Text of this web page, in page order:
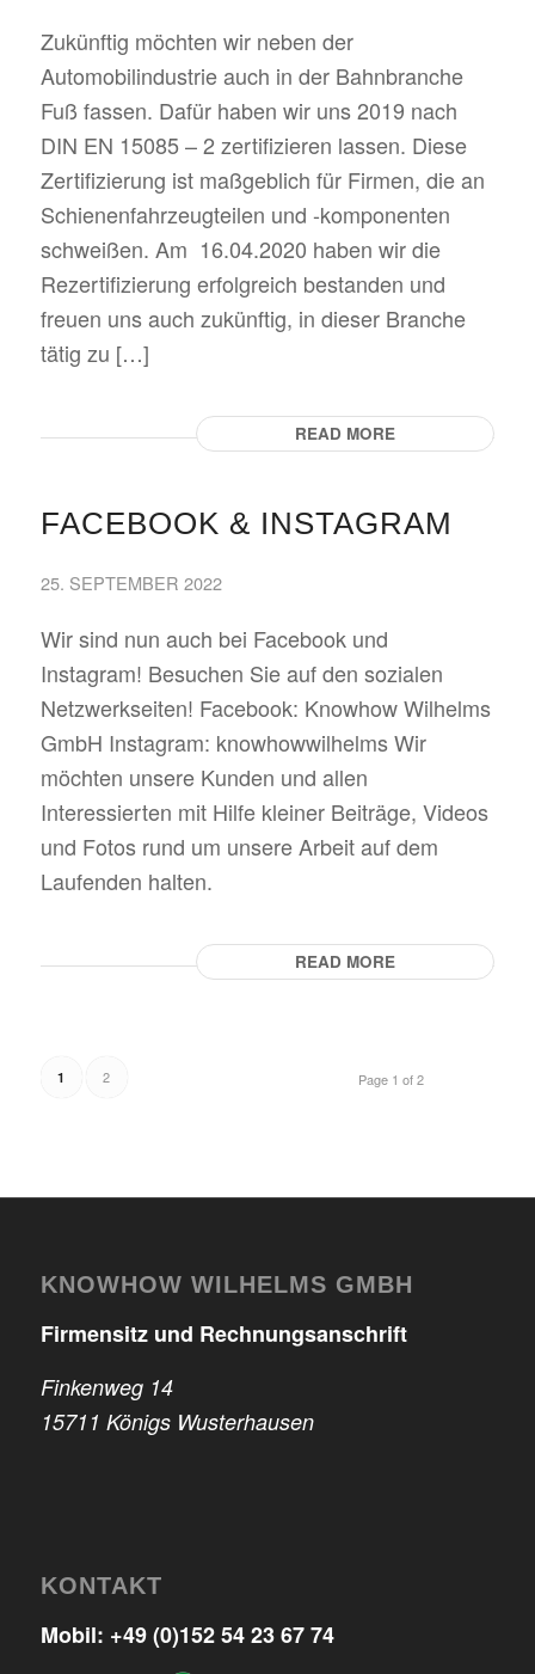
Zukünftig möchten wir neben der
Automobilindustrie auch in der Bahnbranche
Fuß fassen. Dafür haben wir uns 2019 nach
DIN EN 15085 – 2 zertifizieren lassen. Diese
Zertifizierung ist maßgeblich für Firmen, die an
Schienenfahrzeugteilen und -komponenten
schweißen. Am 16.04.2020 haben wir die
Rezertifizierung erfolgreich bestanden und
freuen uns auch zukünftig, in dieser Branche
tätig zu […]
READ MORE
FACEBOOK & INSTAGRAM
25. SEPTEMBER 2022
Wir sind nun auch bei Facebook und
Instagram! Besuchen Sie auf den sozialen
Netzwerkseiten! Facebook: Knowhow Wilhelms
GmbH Instagram: knowhowwilhelms Wir
möchten unsere Kunden und allen
Interessierten mit Hilfe kleiner Beiträge, Videos
und Fotos rund um unsere Arbeit auf dem
Laufenden halten.
READ MORE
Page 1 of 2
1 2
KNOWHOW WILHELMS GMBH
Firmensitz und Rechnungsanschrift
Finkenweg 14
15711 Königs Wusterhausen
KONTAKT
Mobil: +49 (0)152 54 23 67 74